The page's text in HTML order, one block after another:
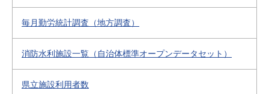
毎月勤労統計調査（地方調査）
消防水利施設一覧（自治体標準オープンデータセット）
県立施設利用者数